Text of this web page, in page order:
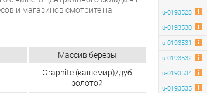
u-0193528
u-0193530
u-0193531
u-0193532
u-0193534
u-0193535
и магазинов смотрите на
Массив березы
Graphite (кашемир)/дуб
золотой